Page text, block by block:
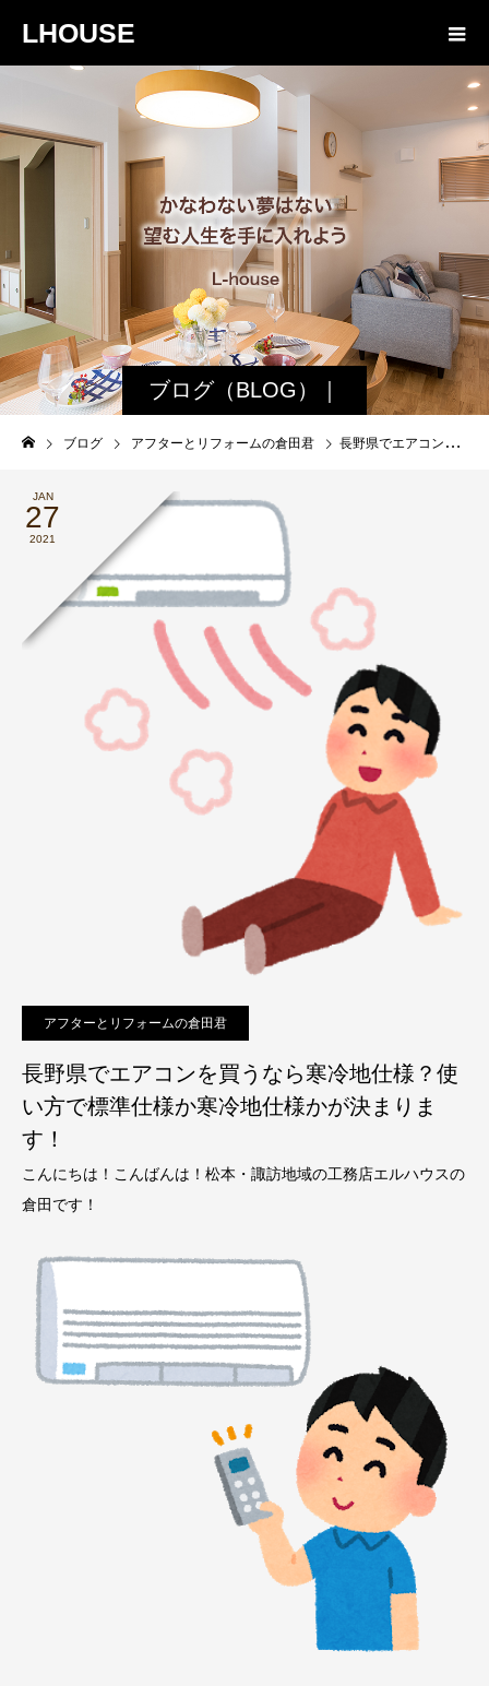
LHOUSE
ブログ（BLOG）｜
諏訪・松本の工務店
ブログ アフターとリフォームの倉田君 長野県でエアコンを買うなら寒冷地仕様？使い方で標準仕様か寒冷地仕様かが決まります！
JAN
27
2021
アフターとリフォームの倉田君
長野県でエアコンを買うなら寒冷地仕様？使
い方で標準仕様か寒冷地仕様かが決まりま
す！
こんにちは！こんばんは！松本・諏訪地域の工務店エルハウスの
倉田です！